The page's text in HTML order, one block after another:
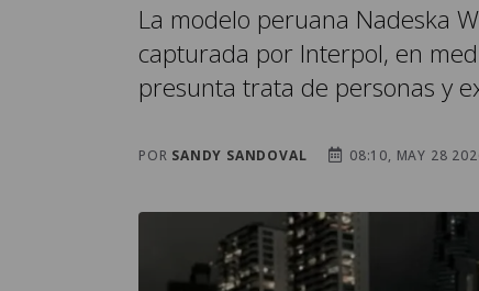
La modelo peruana Nadeska
capturada por Interpol, en
presunta trata de personas y
POR SANDY SANDOVAL 08:10, MAY 28